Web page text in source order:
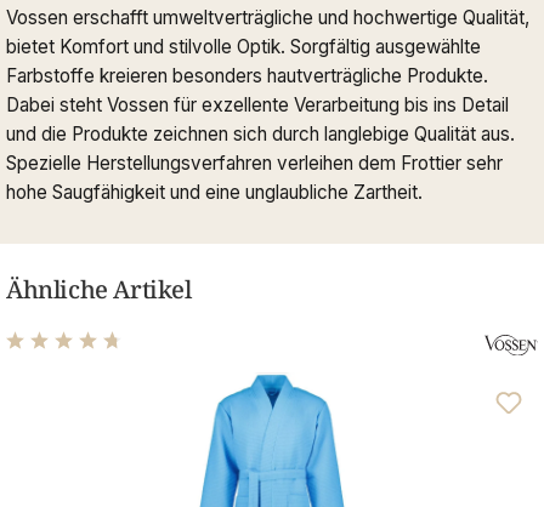
Vossen erschafft umweltverträgliche und hochwertige Qualität,
bietet Komfort und stilvolle Optik. Sorgfältig ausgewählte
Farbstoffe kreieren besonders hautverträgliche Produkte.
Dabei steht Vossen für exzellente Verarbeitung bis ins Detail
und die Produkte zeichnen sich durch langlebige Qualität aus.
Spezielle Herstellungsverfahren verleihen dem Frottier sehr
hohe Saugfähigkeit und eine unglaubliche Zartheit.
Ähnliche Artikel
Durchschnittliche Bewertung von 4.63 von 5 Sternen